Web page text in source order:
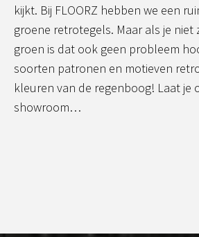
kijkt. Bij FLOORZ hebben we een
groene retrotegels. Maar als je niet
groen is dat ook geen probleem
soorten patronen en motieven
kleuren van de regenboog! Laat je
showroom…